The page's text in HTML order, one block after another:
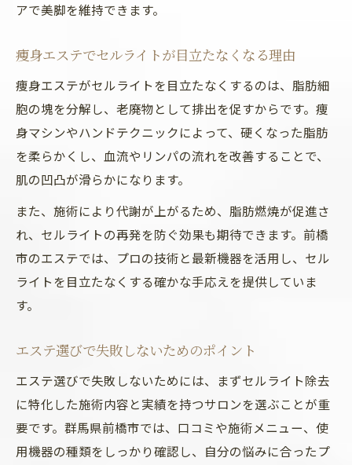
アで美脚を維持できます。
痩身エステでセルライトが目立たなくなる理由
痩身エステがセルライトを目立たなくするのは、脂肪細
胞の塊を分解し、老廃物として排出を促すからです。痩
身マシンやハンドテクニックによって、硬くなった脂肪
を柔らかくし、血流やリンパの流れを改善することで、
肌の凹凸が滑らかになります。
また、施術により代謝が上がるため、脂肪燃焼が促進さ
れ、セルライトの再発を防ぐ効果も期待できます。前橋
市のエステでは、プロの技術と最新機器を活用し、セル
ライトを目立たなくする確かな手応えを提供していま
す。
エステ選びで失敗しないためのポイント
エステ選びで失敗しないためには、まずセルライト除去
に特化した施術内容と実績を持つサロンを選ぶことが重
要です。群馬県前橋市では、口コミや施術メニュー、使
用機器の種類をしっかり確認し、自分の悩みに合ったプ